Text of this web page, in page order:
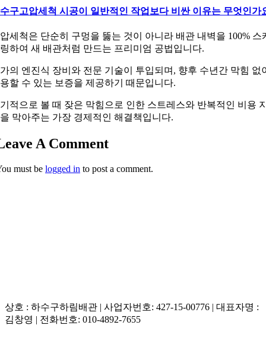
구고압세척 시공이 일반적인 작업보다 비싼 이유는 무엇인가
세척은 단순히 구멍을 뚫는 것이 아니라 배관 내벽을 100% 스
하여 새 배관처럼 만드는 프리미엄 공법입니다.
의 엔진식 장비와 전문 기술이 투입되며, 향후 수년간 막힘 없
할 수 있는 보증을 제공하기 때문입니다.
적으로 볼 때 잦은 막힘으로 인한 스트레스와 반복적인 비용
막아주는 가장 경제적인 해결책입니다.
A Comment
must be logged in to post a comment.
상호 : 하수구하림배관 | 사업자번호: 427-15-00776 | 대표자명 :
김창영 | 전화번호: 010-4892-7655